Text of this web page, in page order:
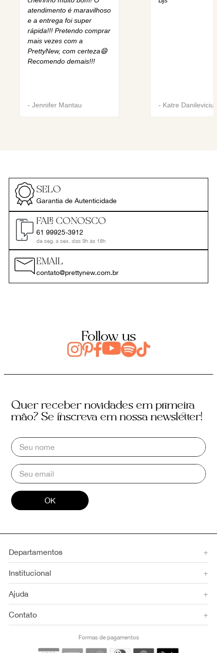
atendimento é maravilhoso
e a entrega foi super
rápida!!! Pretendo comprar
mais vezes com a
PrettyNew, com certeza😄
Recomendo demais!!!
- Jennifer Mantau - Katre Danilevicius
SELO
Garantia de Autenticidade
FALE CONOSCO
61 99925-3912
de seg. a sex. das 9h às 18h
EMAIL
contato@prettynew.com.br
Follow us
Quer receber novidades em primeira
mão? Se inscreva em nossa newsletter!
OK
Departamentos +
Institucional +
Ajuda +
Contato +
Formas de pagamentos